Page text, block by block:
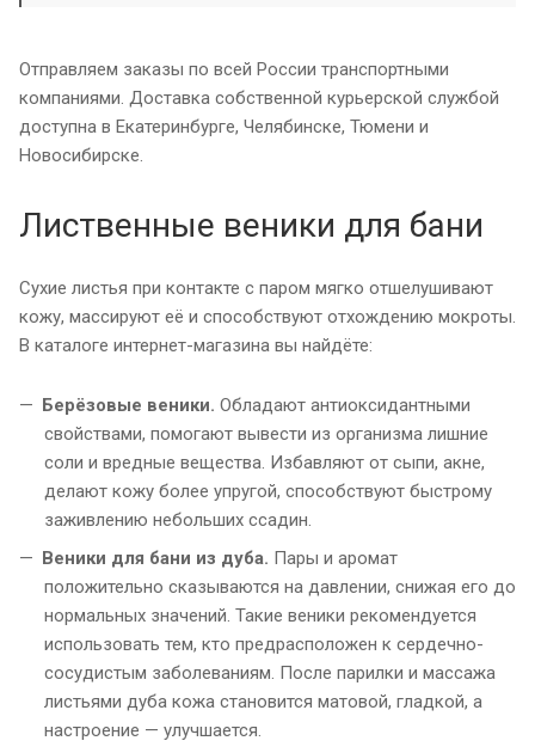
Отправляем заказы по всей России транспортными
компаниями. Доставка собственной курьерской службой
доступна в Екатеринбурге, Челябинске, Тюмени и
Новосибирске.
Лиственные веники для бани
Сухие листья при контакте с паром мягко отшелушивают
кожу, массируют её и способствуют отхождению мокроты.
В каталоге интернет-магазина вы найдёте:
Берёзовые веники. Обладают антиоксидантными
свойствами, помогают вывести из организма лишние
соли и вредные вещества. Избавляют от сыпи, акне,
делают кожу более упругой, способствуют быстрому
заживлению небольших ссадин.
Веники для бани из дуба. Пары и аромат
положительно сказываются на давлении, снижая его до
нормальных значений. Такие веники рекомендуется
использовать тем, кто предрасположен к сердечно-
сосудистым заболеваниям. После парилки и массажа
листьями дуба кожа становится матовой, гладкой, а
настроение — улучшается.